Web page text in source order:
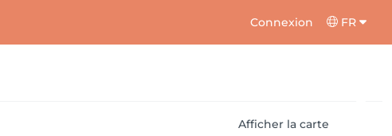
Connexion FR
Afficher la carte